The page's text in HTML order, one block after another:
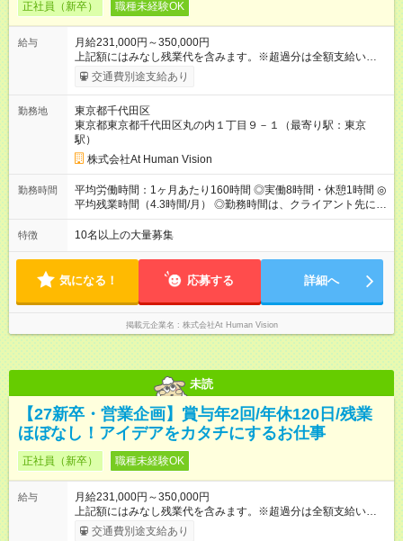
正社員（新卒） 職種未経験OK
給与
月給231,000円～350,000円
上記額にはみなし残業代を含みます。※超過分は全額支給いたし
ます。 みなし残業代 24,000円 ～ 37,000円／月 みなし残業時
間 15時間／月 【給与】 月給： 大卒・院卒 ：243，000
（固定残業代 24，000円） 賞与：年２回 （業績連動型） 昇
給：年２回（3月、9月) 試用期間：6ヶ月 ※上記額にはみなし残
業代（月15時間分）が含まれた 金額になります。超過分は追加
で全額支給。 【頑張りを給与・キャリアに還元します】 年に2
回⼈事評価があり等級が決まります。 等級に合わせた給与設定
のため、若い内からでも頑張り次第で給与アップが叶います。
⼀般職（20～31万円）→リーダー（⽉給26～36万円） →係⻑
～58万円） 【試用期間】試用期間あり 試用期間の長さ：6ヶ月
※ 雇用形態と給与に、本採用時と異なる部分があります。 雇用
形態：本採用時と同じです。 給与：月給 224,000円 ～ 330,000
円 上記額にはみなし残業代を含みます。※超過分は全額支給い
たします。 みなし残業代 24,000円 ～ 34,000円／月 みなし残業
時間 15時間／月
交通費別途支給あり
勤務地
東京都千代田区
東京都東京都千代田区丸の内１丁目９－１（最寄り駅：東京
駅）
株式会社At Human Vision
勤務時間
平均労働時間：1ヶ月あたり160時間 ◎実働8時間・休憩1時間 ◎
平均残業時間（4.3時間/月） ◎勤務時間は、クライアント先に
より異なります。 ※＜シフト例＞ 10:00～19:00／11:00～
20:00 平均労働時間：1ヶ月あたり160時間 ◎実働8時間・休憩1
先に より異なります。 ※＜シフト例＞ 10:00～19:00／11:00
～20:00
特徴 10名以上の大量募集
気になる！ 応募する 詳細へ
掲載元企業名 株式会社At Human Vision
未読
【27新卒・営業企画】賞与年2回/年休120日/残業
ほぼなし！アイデアをカタチにするお仕事
正社員（新卒） 職種未経験OK
給与
月給231,000円～350,000円
上記額にはみなし残業代を含みます。※超過分は全額支給いたし
ます。 みなし残業代 24,000円 ～ 37,000円／月 みなし残業時
交通費別途支給あり